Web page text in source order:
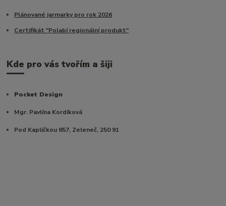
Plánované jarmarky pro rok 2026
Certifikát "Polabí regionální produkt"
Kde pro vás tvořím a šiji
Pocket Design
Mgr. Pavlína Kordíková
Pod Kapličkou 857, Zeleneč, 250 91